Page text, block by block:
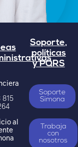
815
al
Soporte,
políticas
y PQRS
Soporte
Simona
Trabaja
con
nosotros